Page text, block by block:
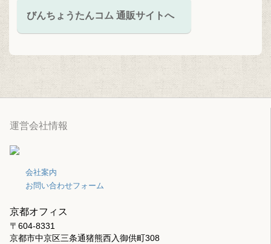
びんちょうたんコム 通販サイトへ
運営会社情報
会社案内
お問い合わせフォーム
京都オフィス
〒604-8331
京都市中京区三条通猪熊西入御供町308